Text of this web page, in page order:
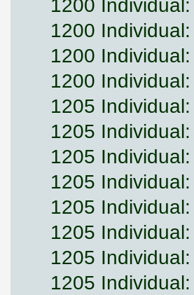
1200 Individual:
1200 Individual:
1200 Individual:
1200 Individual:
1205 Individual:
1205 Individual:
1205 Individual:
1205 Individual:
1205 Individual:
1205 Individual:
1205 Individual:
1205 Individual: